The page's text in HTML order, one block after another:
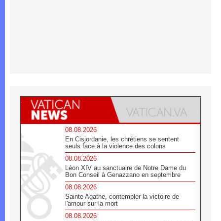
08.08.2026
En Cisjordanie, les chrétiens se sentent
seuls face à la violence des colons
08.08.2026
Léon XIV au sanctuaire de Notre Dame du
Bon Conseil à Genazzano en septembre
08.08.2026
Sainte Agathe, contempler la victoire de
l'amour sur la mort
08.08.2026